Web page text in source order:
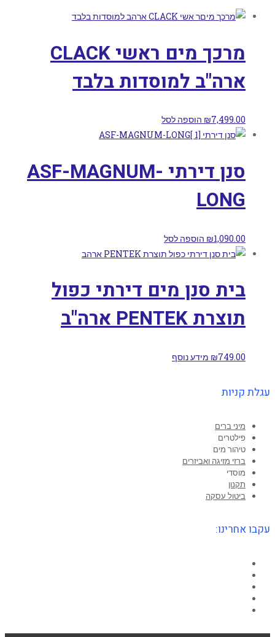
מרכך מים ראשי CLACK
ארה"ב למוסדות בלבד
₪7,499.00 הוספה לסל
סנן דירתי ASF-MAGNUM-
LONG
₪1,090.00 הוספה לסל
בית סנן מים דירתי כפול
תוצרת PENTEK ארה"ב
₪749.00 מידע נוסף
עגלת קניות
מיני ברים
פילטרים
טיהור מים
ברזי מזיגה ואביזרים
מוסדי
תקנון
ביטול עסקה
עקבו אחרינו: